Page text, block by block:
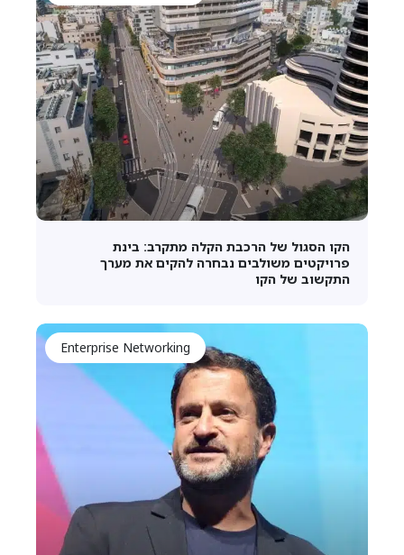
הקו הסגול של הרכבת הקלה מתקרב: בינת
פרויקטים משולבים נבחרה להקים את מערך
התקשוב של הקו
Enterprise Networking